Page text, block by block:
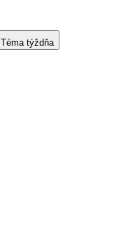
Téma týždňa